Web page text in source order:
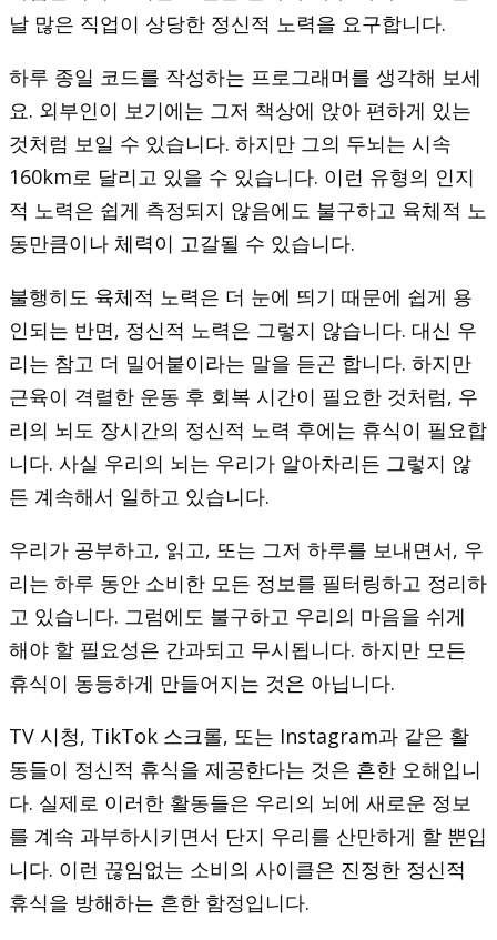
날 많은 직업이 상당한 정신적 노력을 요구합니다.
하루 종일 코드를 작성하는 프로그래머를 생각해 보세
요. 외부인이 보기에는 그저 책상에 앉아 편하게 있는
것처럼 보일 수 있습니다. 하지만 그의 두뇌는 시속
160km로 달리고 있을 수 있습니다. 이런 유형의 인지
적 노력은 쉽게 측정되지 않음에도 불구하고 육체적 노
동만큼이나 체력이 고갈될 수 있습니다.
불행히도 육체적 노력은 더 눈에 띄기 때문에 쉽게 용
인되는 반면, 정신적 노력은 그렇지 않습니다. 대신 우
리는 참고 더 밀어붙이라는 말을 듣곤 합니다. 하지만
근육이 격렬한 운동 후 회복 시간이 필요한 것처럼, 우
리의 뇌도 장시간의 정신적 노력 후에는 휴식이 필요합
니다. 사실 우리의 뇌는 우리가 알아차리든 그렇지 않
든 계속해서 일하고 있습니다.
우리가 공부하고, 읽고, 또는 그저 하루를 보내면서, 우
리는 하루 동안 소비한 모든 정보를 필터링하고 정리하
고 있습니다. 그럼에도 불구하고 우리의 마음을 쉬게
해야 할 필요성은 간과되고 무시됩니다. 하지만 모든
휴식이 동등하게 만들어지는 것은 아닙니다.
TV 시청, TikTok 스크롤, 또는 Instagram과 같은 활
동들이 정신적 휴식을 제공한다는 것은 흔한 오해입니
다. 실제로 이러한 활동들은 우리의 뇌에 새로운 정보
를 계속 과부하시키면서 단지 우리를 산만하게 할 뿐입
니다. 이런 끊임없는 소비의 사이클은 진정한 정신적
휴식을 방해하는 흔한 함정입니다.